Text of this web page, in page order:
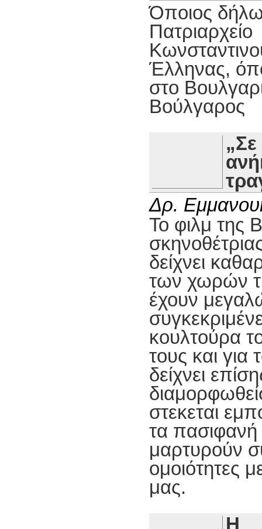
Όποιος
Πατριαρχείο
Έλληνας,
στο
Βούλγαρος
Δρ.
Το φιλμ της
δείχνει
των χωρών
έχουν
κουλτούρα
τους και
δείχνει
στεκεται
τα πασιφανή
μαρτυρούν
ομοιότητες
μας.
Η